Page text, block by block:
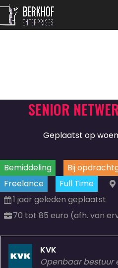
SENIOR
Geplaatst op
Bemiddeling Bij
Freelance
Full Time
1 jaar geleden geplaatst
70 tot 85 euro (afh. van
KVK
Openbaar bestuur